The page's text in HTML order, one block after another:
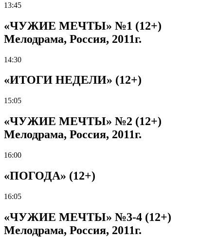
13:45
«ЧУЖИЕ МЕЧТЫ» №1 (12+)
Мелодрама, Россия, 2011г.
14:30
«ИТОГИ НЕДЕЛИ» (12+)
15:05
«ЧУЖИЕ МЕЧТЫ» №2 (12+)
Мелодрама, Россия, 2011г.
16:00
«ПОГОДА» (12+)
16:05
«ЧУЖИЕ МЕЧТЫ» №3-4 (12+)
Мелодрама, Россия, 2011г.